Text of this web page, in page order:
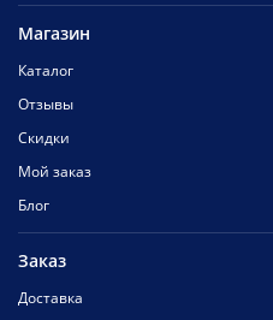
Магазин
Каталог
Отзывы
Скидки
Мой заказ
Блог
Заказ
Доставка